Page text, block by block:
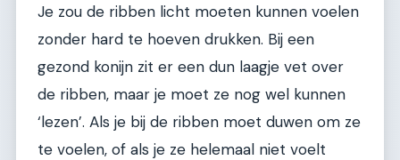
Je zou de ribben licht moeten kunnen voelen
zonder hard te hoeven drukken. Bij een
gezond konijn zit er een dun laagje vet over
de ribben, maar je moet ze nog wel kunnen
‘lezen’. Als je bij de ribben moet duwen om ze
te voelen, of als je ze helemaal niet voelt